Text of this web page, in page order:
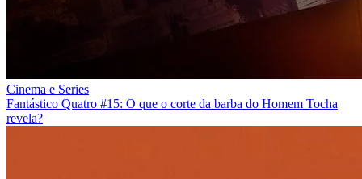
Cinema e Series
Fantástico Quatro #15: O que o corte da barba do Homem Tocha
revela?